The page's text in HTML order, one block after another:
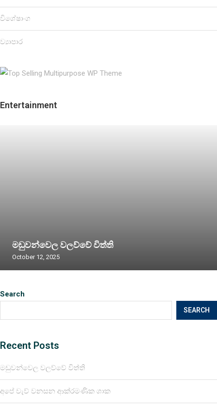
Search
SEARCH
Recent Posts
මඩුවන්වෙල වලව්වේ විත්ති
අපේ වැව් වනසන ආක්රමණික ශාක
විශේෂාංග
ව්‍යාපාර
Entertainment
මඩුවන්වෙල වලව්වේ විත්ති
October 12, 2025